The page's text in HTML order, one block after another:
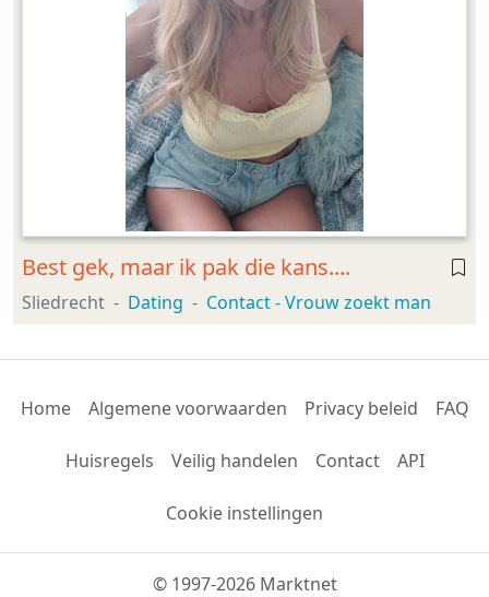
Best gek, maar ik pak die kans....
Sliedrecht Dating Contact - Vrouw zoekt man
Home Algemene voorwaarden Privacy beleid FAQ
Huisregels Veilig handelen Contact API
Cookie instellingen
© 1997-2026 Marktnet